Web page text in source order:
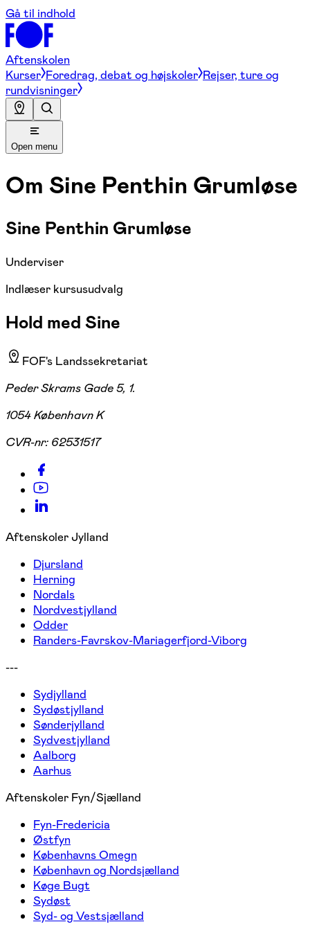
Gå til indhold
Aftenskolen
Kurser Foredrag, debat og højskoler Rejser, ture og
rundvisninger
Open menu
Om Sine Penthin Grumløse
Sine Penthin Grumløse
Underviser
Indlæser kursusudvalg
Hold med Sine
FOF's Landssekretariat
Peder Skrams Gade 5, 1.
1054 København K
CVR-nr: 62531517
Aftenskoler Jylland
Djursland
Herning
Nordals
Nordvestjylland
Odder
Randers-Favrskov-Mariagerfjord-Viborg
---
Sydjylland
Sydøstjylland
Sønderjylland
Sydvestjylland
Aalborg
Aarhus
Aftenskoler Fyn/Sjælland
Fyn-Fredericia
Østfyn
Københavns Omegn
København og Nordsjælland
Køge Bugt
Sydøst
Syd- og Vestsjælland